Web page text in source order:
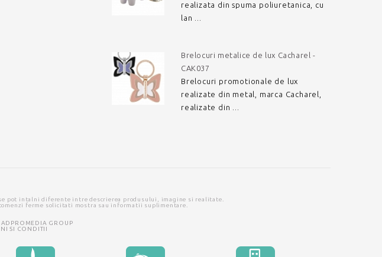
realizata din spuma poliuretanica, cu
lan ...
Brelocuri metalice de lux Cacharel -
CAK037
Brelocuri promotionale de lux
realizate din metal, marca Cacharel,
realizate din ...
pot intalni diferente intre descrierea produsului, imagine si realitate.
ferme solicitati mostra sau informatii suplimentare.
GROUP
SI CONDITII